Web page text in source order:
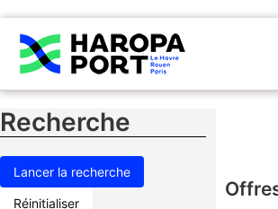
Recherche
Réinitialiser